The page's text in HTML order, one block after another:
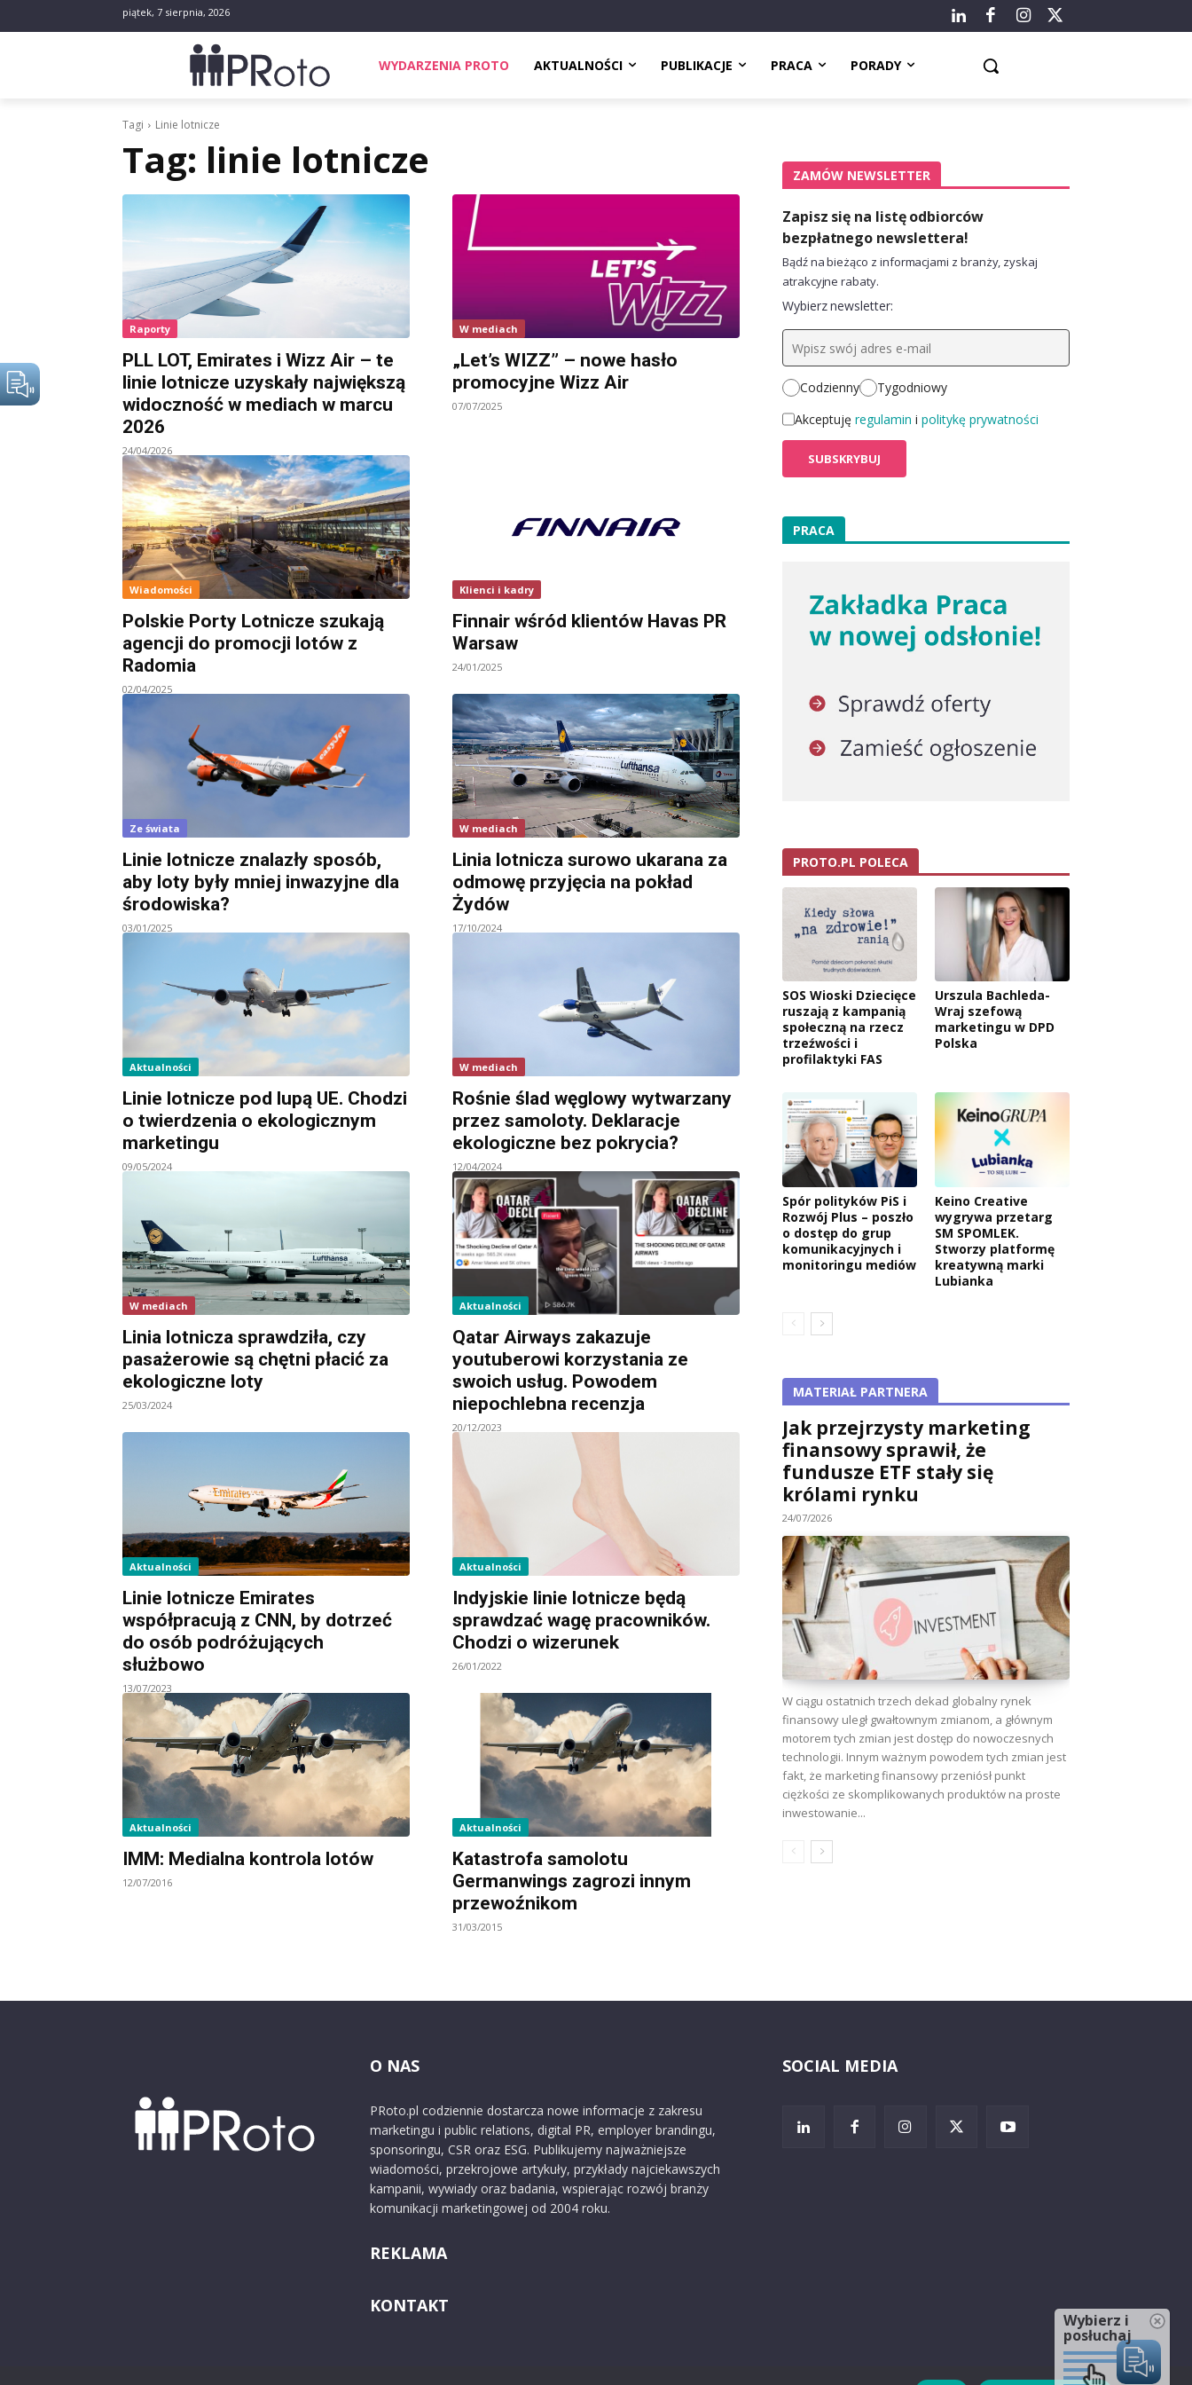
piątek, 7 sierpnia, 2026
WYDARZENIA PROTO AKTUALNOŚCI PUBLIKACJE PRACA PORADY
Tagi Linie lotnicze
Tag: linie lotnicze
Raporty
PLL LOT, Emirates i Wizz Air – te
linie lotnicze uzyskały największą
widoczność w mediach w marcu
2026
24/04/2026
W mediach
„Let’s WIZZ” – nowe hasło
promocyjne Wizz Air
07/07/2025
Wiadomości
Polskie Porty Lotnicze szukają
agencji do promocji lotów z
Radomia
02/04/2025
Klienci i kadry
Finnair wśród klientów Havas PR
Warsaw
24/01/2025
Ze świata
Linie lotnicze znalazły sposób,
aby loty były mniej inwazyjne dla
środowiska?
03/01/2025
W mediach
Linia lotnicza surowo ukarana za
odmowę przyjęcia na pokład
Żydów
17/10/2024
Aktualności
Linie lotnicze pod lupą UE. Chodzi
o twierdzenia o ekologicznym
marketingu
09/05/2024
W mediach
Rośnie ślad węglowy wytwarzany
przez samoloty. Deklaracje
ekologiczne bez pokrycia?
12/04/2024
W mediach
Linia lotnicza sprawdziła, czy
pasażerowie są chętni płacić za
ekologiczne loty
25/03/2024
Aktualności
Qatar Airways zakazuje
youtuberowi korzystania ze
swoich usług. Powodem
niepochlebna recenzja
20/12/2023
Aktualności
Linie lotnicze Emirates
współpracują z CNN, by dotrzeć
do osób podróżujących
służbowo
13/07/2023
Aktualności
Indyjskie linie lotnicze będą
sprawdzać wagę pracowników.
Chodzi o wizerunek
26/01/2022
Aktualności
IMM: Medialna kontrola lotów
12/07/2016
Aktualności
Katastrofa samolotu
Germanwings zagrozi innym
przewoźnikom
31/03/2015
ZAMÓW NEWSLETTER
Zapisz się na listę odbiorców
bezpłatnego newslettera!
Bądź na bieżąco z informacjami z branży, zyskaj
atrakcyjne rabaty.
Wybierz newsletter:
Codzienny
Tygodniowy
Akceptuję regulamin i politykę prywatności
PRACA
PROTO.PL POLECA
SOS Wioski Dziecięce
ruszają z kampanią
społeczną na rzecz
trzeźwości i
profilaktyki FAS
Urszula Bachleda-
Wraj szefową
marketingu w DPD
Polska
Spór polityków PiS i
Rozwój Plus – poszło
o dostęp do grup
komunikacyjnych i
monitoringu mediów
Keino Creative
wygrywa przetarg
SM SPOMLEK.
Stworzy platformę
kreatywną marki
Lubianka
MATERIAŁ PARTNERA
Jak przejrzysty marketing
finansowy sprawił, że
fundusze ETF stały się
królami rynku
24/07/2026
W ciągu ostatnich trzech dekad globalny rynek
finansowy uległ gwałtownym zmianom, a głównym
motorem tych zmian jest dostęp do nowoczesnych
technologii. Innym ważnym powodem tych zmian jest
fakt, że marketing finansowy przeniósł punkt
ciężkości ze skomplikowanych produktów na proste
inwestowanie...
O NAS
PRoto.pl codziennie dostarcza nowe informacje z zakresu
marketingu i public relations, digital PR, employer brandingu,
sponsoringu, CSR oraz ESG. Publikujemy najważniejsze
wiadomości, przekrojowe artykuły, przykłady najciekawszych
kampanii, wywiady oraz badania, wspierając rozwój branży
komunikacji marketingowej od 2004 roku.
REKLAMA
KONTAKT
SOCIAL MEDIA
Wybierz i
posłuchaj